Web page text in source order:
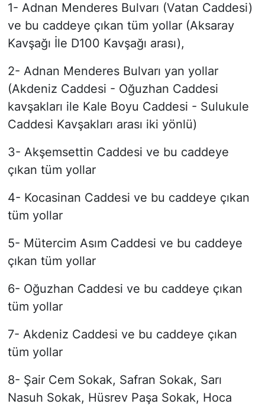
1- Adnan Menderes Bulvarı (Vatan Caddesi)
ve bu caddeye çıkan tüm yollar (Aksaray
Kavşağı İle D100 Kavşağı arası),
2- Adnan Menderes Bulvarı yan yollar
(Akdeniz Caddesi - Oğuzhan Caddesi
kavşakları ile Kale Boyu Caddesi - Sulukule
Caddesi Kavşakları arası iki yönlü)
3- Akşemsettin Caddesi ve bu caddeye
çıkan tüm yollar
4- Kocasinan Caddesi ve bu caddeye çıkan
tüm yollar
5- Mütercim Asım Caddesi ve bu caddeye
çıkan tüm yollar
6- Oğuzhan Caddesi ve bu caddeye çıkan
tüm yollar
7- Akdeniz Caddesi ve bu caddeye çıkan
tüm yollar
8- Şair Cem Sokak, Safran Sokak, Sarı
Nasuh Sokak, Hüsrev Paşa Sokak, Hoca